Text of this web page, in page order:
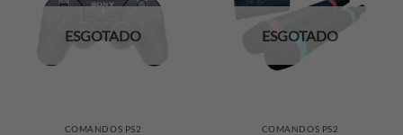
ESGOTADO
COMANDOS PS2
ESGOTADO
COMANDOS PS2